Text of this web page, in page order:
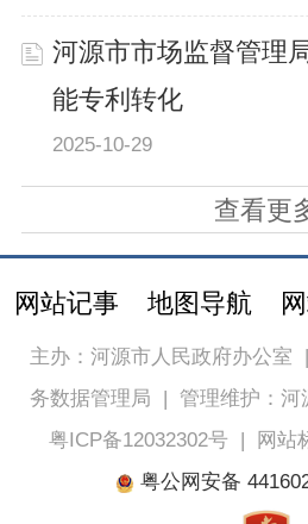
河源市市场监督管理
能专利转化
2025-10-29
查看更
网站记事 地图导航
主办：河源市人民政府办公室
务数据管理局
管理维护：河
粤ICP备12032302号|
网站
粤公网安备